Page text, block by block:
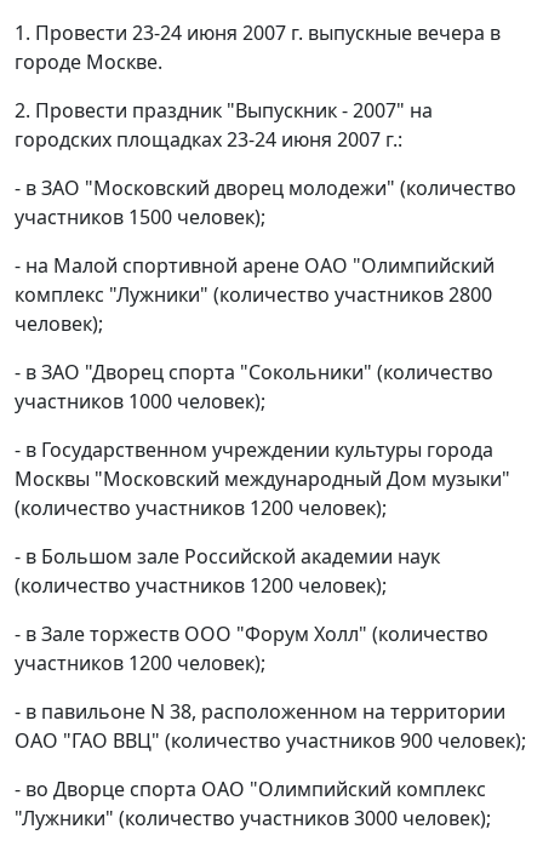
1. Провести 23-24 июня 2007 г. выпускные вечера в
городе Москве.
2. Провести праздник "Выпускник - 2007" на
городских площадках 23-24 июня 2007 г.:
- в ЗАО "Московский дворец молодежи" (количество
участников 1500 человек);
- на Малой спортивной арене ОАО "Олимпийский
комплекс "Лужники" (количество участников 2800
человек);
- в ЗАО "Дворец спорта "Сокольники" (количество
участников 1000 человек);
- в Государственном учреждении культуры города
Москвы "Московский международный Дом музыки"
(количество участников 1200 человек);
- в Большом зале Российской академии наук
(количество участников 1200 человек);
- в Зале торжеств ООО "Форум Холл" (количество
участников 1200 человек);
- в павильоне N 38, расположенном на территории
ОАО "ГАО ВВЦ" (количество участников 900 человек);
- во Дворце спорта ОАО "Олимпийский комплекс
"Лужники" (количество участников 3000 человек);